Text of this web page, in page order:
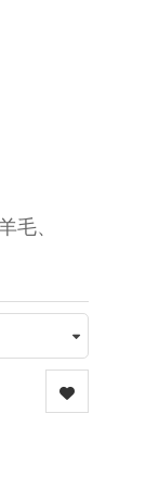
毛、